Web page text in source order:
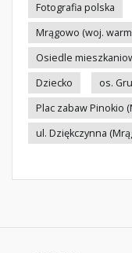
Fotografia polska
Mrągowo (woj.
Osiedle
Dziecko
os.
Plac zabaw Pinokio
ul. Dziękczynna